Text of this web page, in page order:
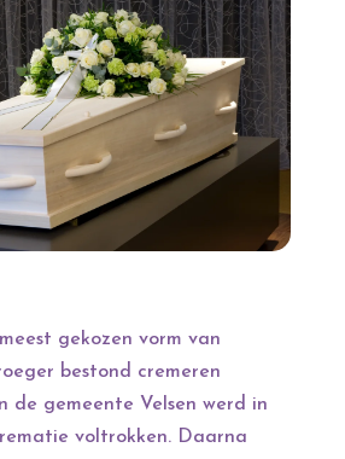
gekozen vorm van
bestond cremeren
de gemeente Velsen werd in
voltrokken. Daarna